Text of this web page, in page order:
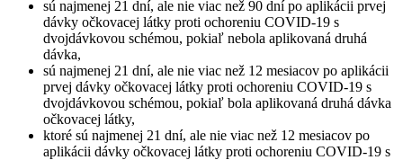
sú najmenej 21 dní, ale nie viac než 90 dní po aplikácii prvej
dávky očkovacej látky proti ochoreniu COVID-19 s
dvojdávkovou schémou, pokiaľ nebola aplikovaná druhá
dávka,
sú najmenej 21 dní, ale nie viac než 12 mesiacov po aplikácii
prvej dávky očkovacej látky proti ochoreniu COVID-19 s
dvojdávkovou schémou, pokiaľ bola aplikovaná druhá dávka
očkovacej látky,
ktoré sú najmenej 21 dní, ale nie viac než 12 mesiacov po
aplikácii dávky očkovacej látky proti ochoreniu COVID-19 s